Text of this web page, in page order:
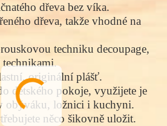
dřeva bez víka.
dřeva, takže vhodné na
techniku decoupage,
originální plášť.
dětského pokoje, využijete je
obýváku, ložnici i kuchyni.
něco šikovně uložit.